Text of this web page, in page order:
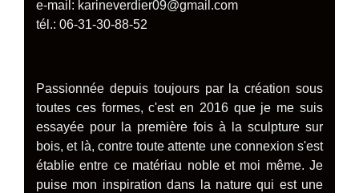
e-mail: karineverdier09@gmail.com
tél.: 06-31-30-88-52
Passionnée depuis toujours par la création sous
toutes ces formes, c'est en 2016 que je me suis
essayée pour la première fois à la sculpture sur
bois, et là, contre toute attente une connexion s'est
établie entre ce matériau noble et moi même. Je
puise mon inspiration dans la nature qui est une